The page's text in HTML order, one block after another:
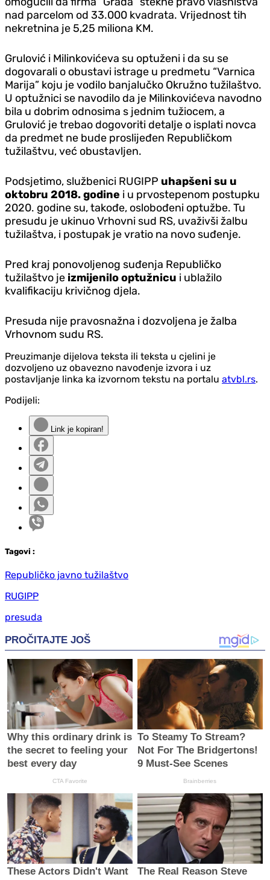
nad parcelom od 33.000 kvadrata. Vrijednost tih
nekretnina je 5,25 miliona KM.
Grulović i Milinkovićeva su optuženi i da su se
dogovarali o obustavi istrage u predmetu “Varnica
Marija” koju je vodilo banjalučko Okružno tužilaštvo.
U optužnici se navodilo da je Milinkovićeva navodno
bila u dobrim odnosima s jednim tužiocem, a
Grulović je trebao dogovoriti detalje o isplati novca
da predmet ne bude proslijeđen Republičkom
tužilaštvu, već obustavljen.
Podsjetimo, službenici RUGIPP uhapšeni su u
oktobru 2018. godine i u prvostepenom postupku
2020. godine su, takođe, oslobođeni optužbe. Tu
presudu je ukinuo Vrhovni sud RS, uvaživši žalbu
tužilaštva, i postupak je vratio na novo suđenje.
Pred kraj ponovoljenog suđenja Republičko
tužilaštvo je izmijenilo optužnicu i ublažilo
kvalifikaciju krivičnog djela.
Presuda nije pravosnažna i dozvoljena je žalba
Vrhovnom sudu RS.
Preuzimanje dijelova teksta ili teksta u cjelini je
dozvoljeno uz obavezno navođenje izvora i uz
postavljanje linka ka izvornom tekstu na portalu atvbl.rs.
Podijeli:
Link je kopiran!
Tagovi :
Republičko javno tužilaštvo
RUGIPP
presuda